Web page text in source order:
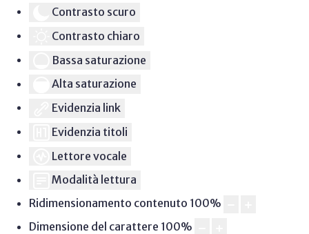
Contrasto scuro
Contrasto chiaro
Bassa saturazione
Alta saturazione
Evidenzia link
Evidenzia titoli
Lettore vocale
Modalità lettura
Ridimensionamento contenuto 100%
Dimensione del carattere 100%